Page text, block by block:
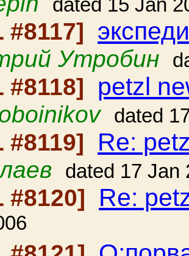
dated 15 Jan
#8117]
Утробин
#8118] petzl
dated
#8119] Re:
dated 17 Jan
#8120] Re: